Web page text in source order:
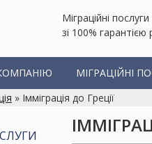
Міграційні
зі 100% гарантією
МІГРАЦІЙНІ
» Імміграція до Греції